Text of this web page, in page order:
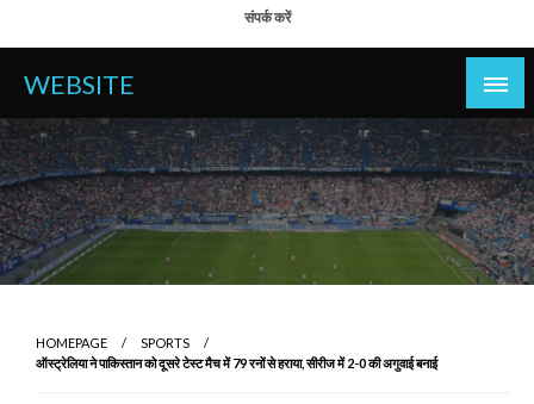
to
content
संपर्क करें
WEBSITE
HOMEPAGE
SPORTS
ऑस्ट्रेलिया ने पाकिस्तान को दूसरे टेस्ट मैच में 79 रनों से हराया, सीरीज में 2-0 की अगुवाई बनाई